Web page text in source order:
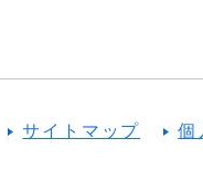
サイトマップ 個